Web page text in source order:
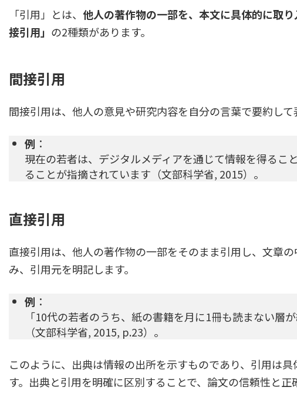
「引用」とは、 他人の著作物の一部を、本文に具体的に取り
接引用」 の2種類があります。
間接引用
間接引用は、他人の意見や研究内容を自分の言葉で要約して
例 ：
現在の若者は、デジタルメディアを通じて情報を得るこ
ることが指摘されています（文部科学省, 2015）。
直接引用
直接引用は、他人の著作物の一部をそのまま引用し、文章
み、引用元を明記します。
例 ：
「10代の若者のうち、紙の書籍を月に1冊も読まない層
（文部科学省, 2015, p.23）。
このように、出典は情報の出所を示すものであり、引用は
す。出典と引用を明確に区別することで、論文の信頼性と正